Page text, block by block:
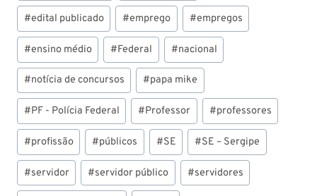
#edital publicado #emprego #empregos
#ensino médio #Federal #nacional
#notícia de concursos #papa mike
#PF - Polícia Federal #Professor #professores
#profissão #públicos #SE #SE – Sergipe
#servidor #servidor público #servidores